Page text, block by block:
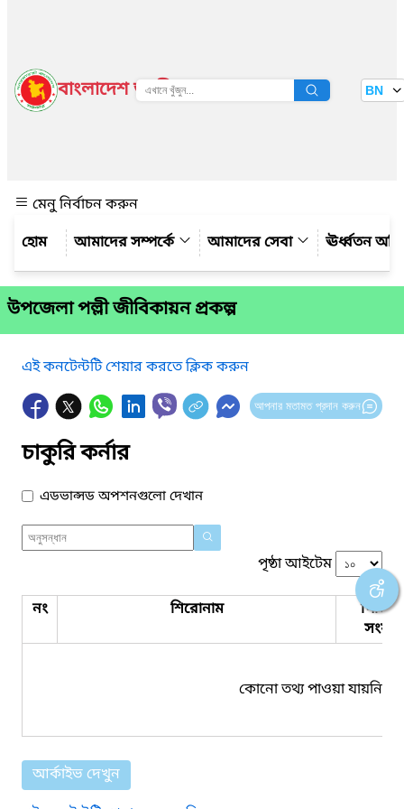
বাংলাদেশ জাতীয় তথ্য বাতায়ন BN
মেনু নির্বাচন করুন
আমাদের সম্পর্কে
আমাদের সেবা ঊর্ধ্বতন
উপজেলা পল্লী জীবিকায়ন প্রকল্প
এই কনটেন্টটি শেয়ার করতে ক্লিক করুন
আপনার মতামত প্রদান করুন
চাকুরি কর্নার
এডভান্সড অপশনগুলো দেখান
পৃষ্ঠা আইটেম
নং শিরোনাম
কোনো তথ্য পাওয়া যায়নি।
আর্কাইভ দেখুন